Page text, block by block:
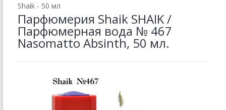
Shaik - 50 мл
Парфюмерия Shaik SHAIK /
Парфюмерная вода № 467
Nasomatto Absinth, 50 мл.